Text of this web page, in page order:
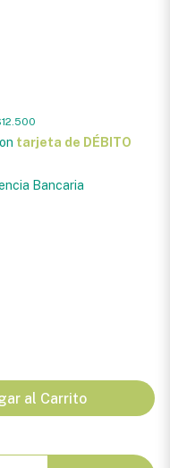
tarjeta de DÉBITO
Bancaria
al Carrito